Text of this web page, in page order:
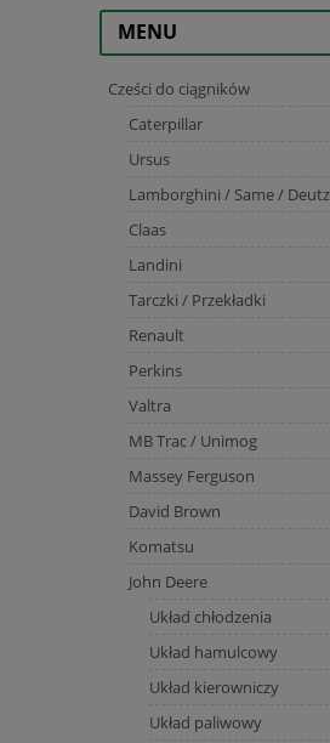
MENU
Cześci do ciągników
Caterpillar
Ursus
Lamborghini / Same / Deutz
Claas
Landini
Tarczki / Przekładki
Renault
Perkins
Valtra
MB Trac / Unimog
Massey Ferguson
David Brown
Komatsu
John Deere
Układ chłodzenia
Układ hamulcowy
Układ kierowniczy
Układ paliwowy